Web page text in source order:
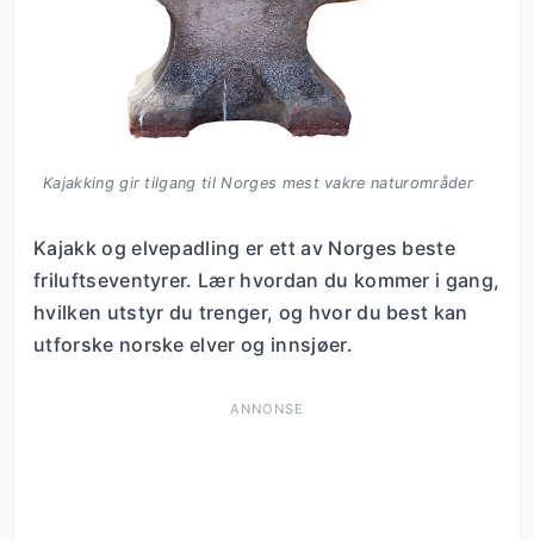
Kajakking gir tilgang til Norges mest vakre naturområder
Kajakk og elvepadling er ett av Norges beste
friluftseventyrer. Lær hvordan du kommer i gang,
hvilken utstyr du trenger, og hvor du best kan
utforske norske elver og innsjøer.
ANNONSE